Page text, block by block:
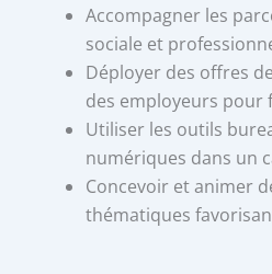
Accompagner les
sociale et
Déployer des offres
des employeurs pour
Utiliser les outils
numériques dans un
Concevoir et animer
thématiques